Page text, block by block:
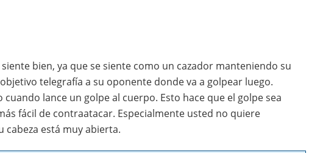
bien, ya que se siente como un cazador manteniendo su
telegrafía a su oponente donde va a golpear luego.
lance un golpe al cuerpo. Esto hace que el golpe sea
fácil de contraatacar. Especialmente usted no quiere
está muy abierta.